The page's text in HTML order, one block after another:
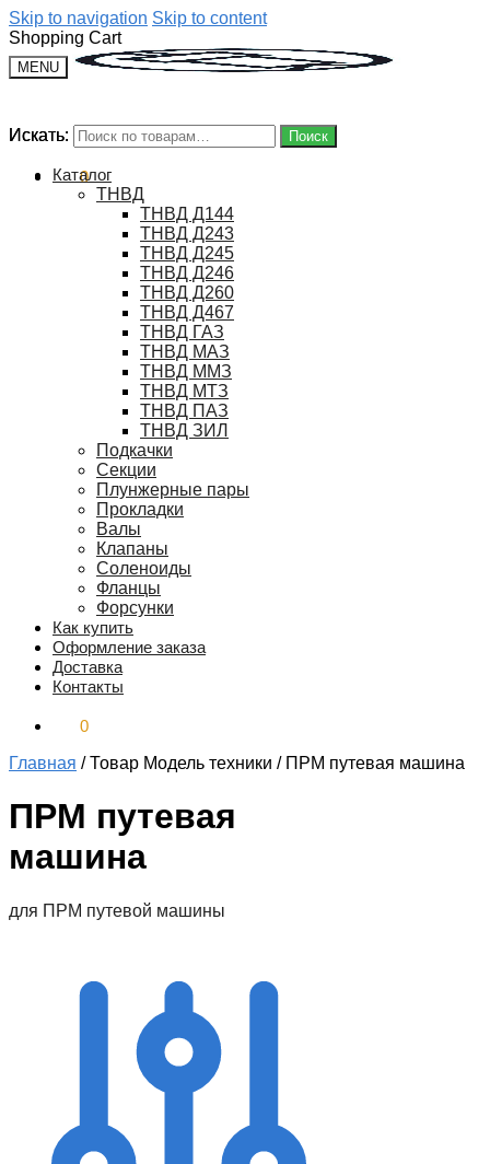
Skip to navigation Skip to content
Shopping Cart
MENU
Искать: Поиск
0₽ 0
Искать: Поиск
Каталог
ТНВД
ТНВД Д144
ТНВД Д243
ТНВД Д245
ТНВД Д246
ТНВД Д260
ТНВД Д467
ТНВД ГАЗ
ТНВД МАЗ
ТНВД ММЗ
ТНВД МТЗ
ТНВД ПАЗ
ТНВД ЗИЛ
Подкачки
Секции
Плунжерные пары
Прокладки
Валы
Клапаны
Соленоиды
Фланцы
Форсунки
Как купить
Оформление заказа
Доставка
Контакты
0
Главная /Товар Модель техники / ПРМ путевая машина
ПРМ путевая
машина
для ПРМ путевой машины